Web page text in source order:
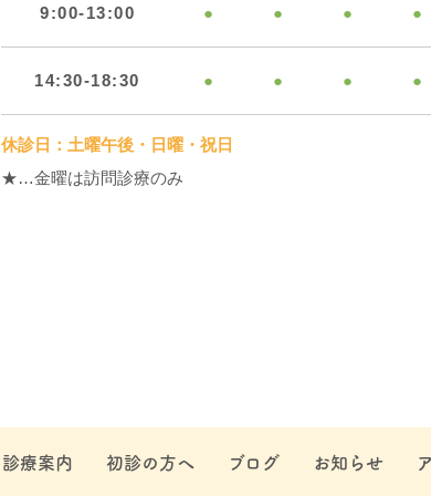
9:00-13:00 ● ● ● ●
14:30-18:30 ● ● ● ●
休診日：土曜午後・日曜・祝日
★…金曜は訪問診療のみ
診療案内 初診の方へ ブログ お知らせ